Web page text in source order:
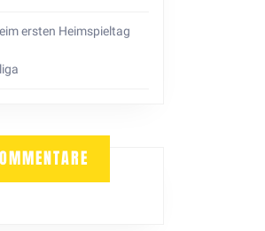
ersten Heimspieltag